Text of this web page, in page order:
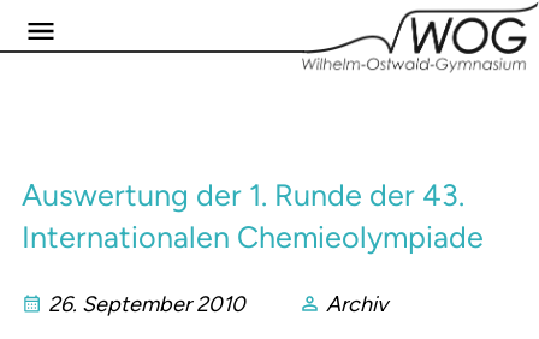
Auswertung der 1. Runde der 43.
Internationalen Chemieolympiade
26. September 2010 Archiv